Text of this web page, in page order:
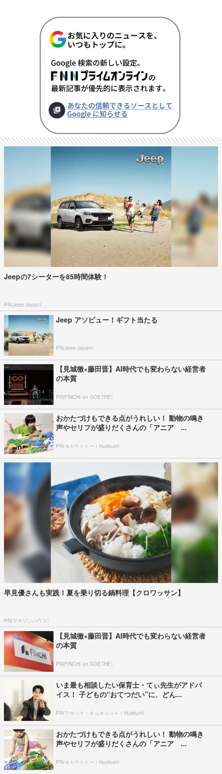
Jeepの7シーターを85時間体験！
PR(Jeep Japan)
Jeep アソビュー！ギフト当たる
PR(Jeep Japan)
【見城徹×藤田晋】AI時代でも変わらない経営者
の本質
PR(FINCHI on GOETHE)
おかたづけもできる点がうれしい！ 動物の鳴き
声やセリフが盛りだくさんの「アニア ...
PR(タカラトミー｜Hugkum)
早見優さんも実践！夏を乗り切る鍋料理【クロワッサン】
PR(マガジンハウス)
【見城徹×藤田晋】AI時代でも変わらない経営者
の本質
PR(FINCHI on GOETHE)
いま最も相談したい保育士・てぃ先生がアドバ
イス！ 子どもの“おてつだい”に、どん...
PR(アタック・キュキュット｜Hugkum)
おかたづけもできる点がうれしい！ 動物の鳴き
声やセリフが盛りだくさんの「アニア ...
PR(タカラトミー｜Hugkum)